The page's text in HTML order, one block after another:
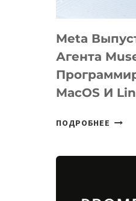
Meta
Агента
MacOS И
ПОДРОБНЕЕ META